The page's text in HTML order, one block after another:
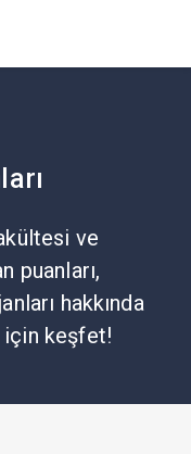
ve
puanları,
hakkında
için keşfet!